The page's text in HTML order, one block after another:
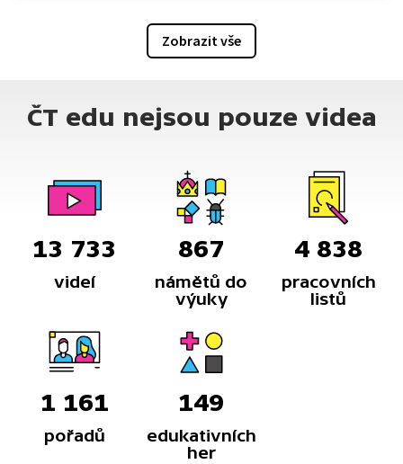
Zobrazit vše
ČT edu nejsou pouze videa
13 733
videí
867
námětů do
výuky
4 838
pracovních
listů
1 161
pořadů
149
edukativních
her